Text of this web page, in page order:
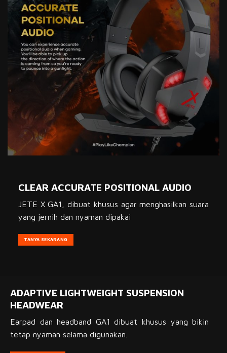
CLEAR ACCURATE POSITIONAL AUDIO
JETE X GA1, dibuat khusus agar menghasilkan suara
yang jernih dan nyaman dipakai
TANYA SEKARANG
ADAPTIVE LIGHTWEIGHT SUSPENSION
HEADWEAR
Earpad dan headband GA1 dibuat khusus yang bikin
tetap nyaman selama digunakan.